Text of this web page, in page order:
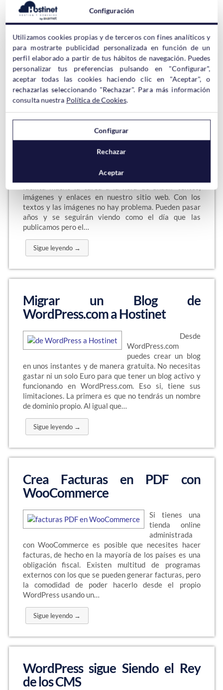
puede hacer casi
cualquier cosa y una de ellas es entrar a WordPress
tienes un blog en el que entras muy a menudo para
actualizar el sitio, como si entras muy de vez en
cuando, sabrás…
Sigue leyendo →
¿Enlaces Rotos en WordPress?
imágenes y enlaces en nuestro sitio web. Con los
textos y las imágenes no hay problema. Pueden pasar
años y se seguirán viendo como el día que las
publicamos pero el…
Sigue leyendo →
Migrar un Blog de
WordPress.com a Hostinet
Desde
WordPress.com
puedes crear un blog
en unos instantes y de manera gratuita. No necesitas
gastar ni un solo Euro para que tener un blog activo y
funcionando en WordPress.com. Eso si, tiene sus
limitaciones. La primera es que no tendrás un nombre
de dominio propio. Al igual que…
Sigue leyendo →
Crea Facturas en PDF con
WooCommerce
Si tienes una
tienda online
administrada
con WooCommerce es posible que necesites hacer
facturas, de hecho en la mayoría de los países es una
obligación fiscal. Existen multitud de programas
externos con los que se pueden generar facturas, pero
la comodidad de poder hacerlo desde el propio
WordPress usando un…
Sigue leyendo →
WordPress sigue Siendo el Rey
de los CMS
Configuración
Utilizamos cookies propias y de terceros con fines analíticos y
para mostrarte publicidad personalizada en función de un
perfil elaborado a partir de tus hábitos de navegación. Puedes
personalizar tus preferencias pulsando en "Configurar",
aceptar todas las cookies haciendo clic en "Aceptar", o
rechazarlas seleccionando "Rechazar". Para más información
consulta nuestra Política de Cookies.
Configurar
Rechazar
Aceptar